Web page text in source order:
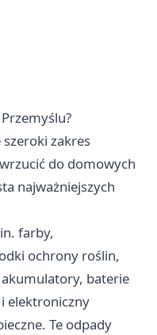
zakres
do domowych
najważniejszych
farby,
ochrony roślin,
baterie
elektroniczny
Te odpady